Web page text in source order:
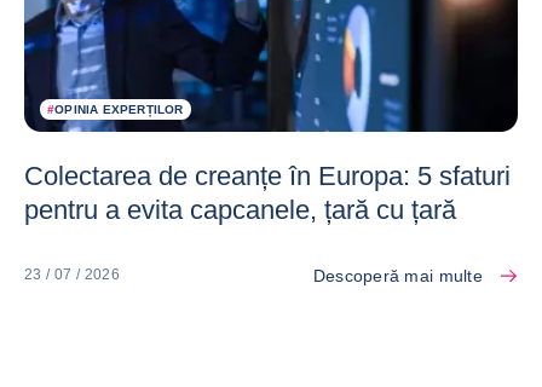
#OPINIA EXPERȚILOR
Colectarea de creanțe în Europa: 5 sfaturi
pentru a evita capcanele, țară cu țară
23 / 07 / 2026 Descoperă mai multe